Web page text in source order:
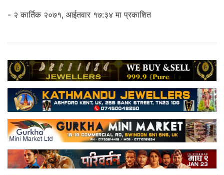
- २ कार्तिक २०७१, आईतवार १७:३४ मा प्रकाशित